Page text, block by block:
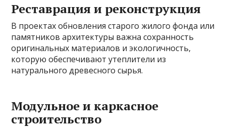
Реставрация и реконструкция
В проектах обновления старого жилого фонда или
памятников архитектуры важна сохранность
оригинальных материалов и экологичность,
которую обеспечивают утеплители из
натурального древесного сырья.
Модульное и каркасное
строительство